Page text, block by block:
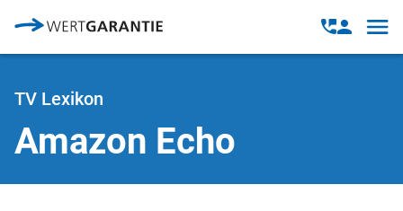
Open
modal
Open
TV Lexikon
Amazon Echo